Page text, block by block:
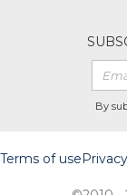
By
Terms of use